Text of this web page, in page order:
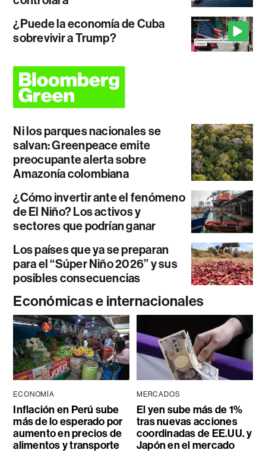
¿Puede la economía de Cuba
sobrevivir a Trump?
Ni los parques nacionales se
salvan: Greenpeace emite
preocupante alerta sobre
Amazonía colombiana
¿Cómo invertir ante el fenómeno
de El Niño? Los activos y
sectores que podrían ganar
Los países que ya se preparan
para el “Súper Niño 2026” y sus
posibles consecuencias
Económicas e internacionales
ECONOMÍA
Inflación en Perú sube
más de lo esperado por
aumento en precios de
alimentos y transporte
MERCADOS
El yen sube más de 1%
tras nuevas acciones
coordinadas de EE.UU. y
Japón en el mercado